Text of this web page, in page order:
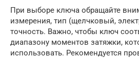
При выборе ключа обращайте
измерения, тип (щелчковый,
точность. Важно, чтобы ключ
диапазону моментов затяжки,
использовать. Рекомендуется